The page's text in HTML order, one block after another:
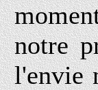
notre
l'envie